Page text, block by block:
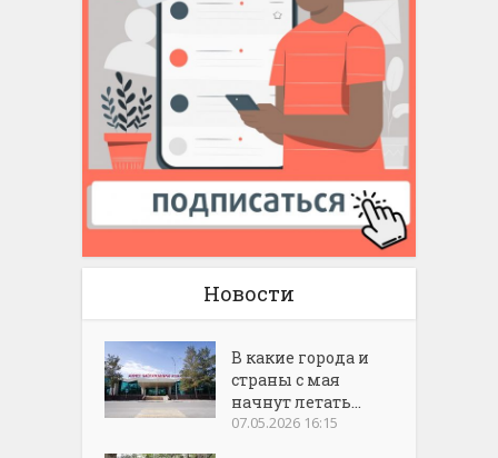
Новости
В какие города и
страны с мая
начнут летать...
07.05.2026 16:15